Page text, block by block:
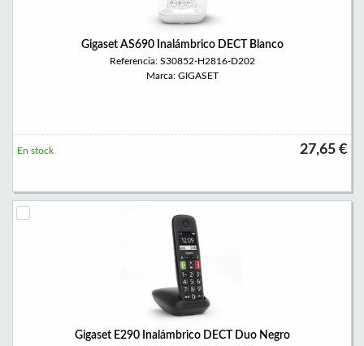
Gigaset AS690 Inalámbrico DECT Blanco
Referencia: S30852-H2816-D202
Marca: GIGASET
27,65 €
En stock
Gigaset E290 Inalámbrico DECT Duo Negro